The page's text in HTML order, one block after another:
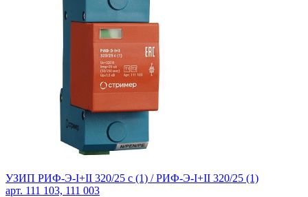
УЗИП РИФ-Э-I+II 320/25 с (1) / РИФ-Э-I+II 320/25 (1)
арт. 111 103, 111 003